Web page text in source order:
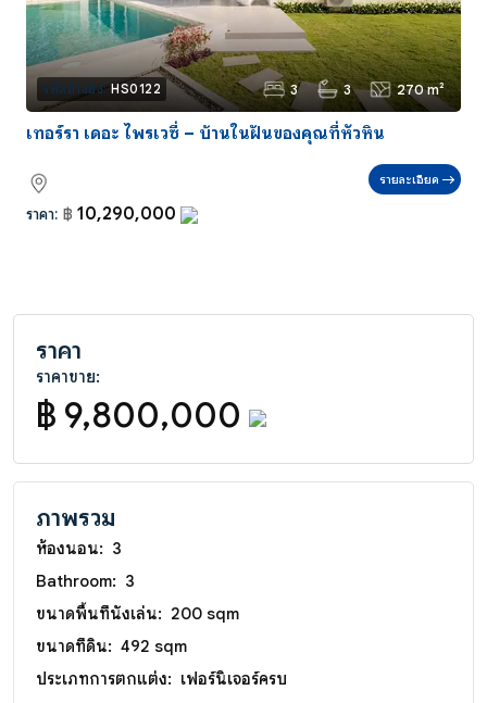
รหัสอ้างอิง: HS0122 3 3 270 m²
เทอร์รา เดอะ ไพรเวซี่ – บ้านในฝันของคุณที่หัวหิน
ราคา: ฿ 10,290,000
รายละเอียด
ราคา
ราคาขาย:
฿ 9,800,000
ภาพรวม
ห้องนอน: 3
Bathroom: 3
ขนาดพื้นที่นั่งเล่น: 200 sqm
ขนาดที่ดิน: 492 sqm
ประเภทการตกแต่ง: เฟอร์นิเจอร์ครบ